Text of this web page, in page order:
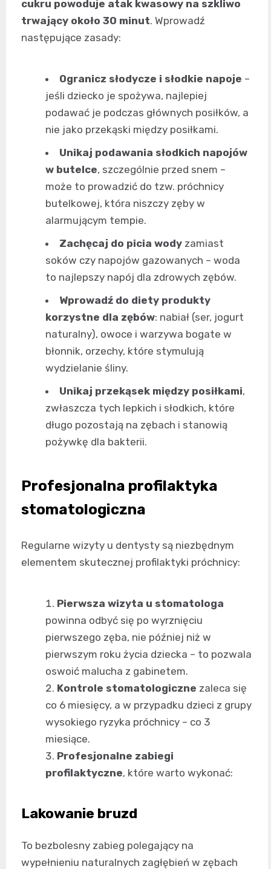
cukru powoduje atak kwasowy na szkliwo
trwający około 30 minut. Wprowadź
następujące zasady:
Ogranicz słodycze i słodkie napoje –
jeśli dziecko je spożywa, najlepiej
podawać je podczas głównych posiłków, a
nie jako przekąski między posiłkami.
Unikaj podawania słodkich napojów
w butelce, szczególnie przed snem –
może to prowadzić do tzw. próchnicy
butelkowej, która niszczy zęby w
alarmującym tempie.
Zachęcaj do picia wody zamiast
soków czy napojów gazowanych – woda
to najlepszy napój dla zdrowych zębów.
Wprowadź do diety produkty
korzystne dla zębów: nabiał (ser, jogurt
naturalny), owoce i warzywa bogate w
błonnik, orzechy, które stymulują
wydzielanie śliny.
Unikaj przekąsek między posiłkami,
zwłaszcza tych lepkich i słodkich, które
długo pozostają na zębach i stanowią
pożywkę dla bakterii.
Profesjonalna profilaktyka
stomatologiczna
Regularne wizyty u dentysty są niezbędnym
elementem skutecznej profilaktyki próchnicy:
Pierwsza wizyta u stomatologa
powinna odbyć się po wyrznięciu
pierwszego zęba, nie później niż w
pierwszym roku życia dziecka – to pozwala
oswoić malucha z gabinetem.
Kontrole stomatologiczne zaleca się
co 6 miesięcy, a w przypadku dzieci z grupy
wysokiego ryzyka próchnicy – co 3
miesiące.
Profesjonalne zabiegi
profilaktyczne, które warto wykonać:
Lakowanie bruzd
To bezbolesny zabieg polegający na
wypełnieniu naturalnych zagłębień w zębach